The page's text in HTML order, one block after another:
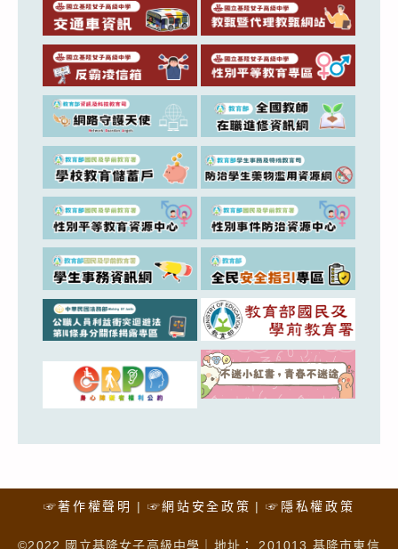
☞著作權聲明 ☞網站安全政策 ☞隱私權政策
©2022 國立基隆女子高級中學｜地址： 201013 基隆市東信